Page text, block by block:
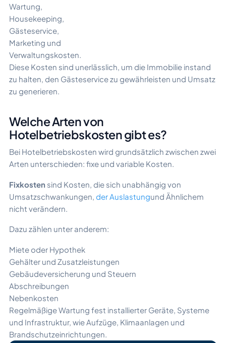
Wartung,
Housekeeping,
Gästeservice,
Marketing und
Verwaltungskosten.
Diese Kosten sind unerlässlich, um die Immobilie instand
zu halten, den Gästeservice zu gewährleisten und Umsatz
zu generieren.
Welche Arten von
Hotelbetriebskosten gibt es?
Bei Hotelbetriebskosten wird grundsätzlich zwischen zwei
Arten unterschieden: fixe und variable Kosten.
Fixkosten sind Kosten, die sich unabhängig von
Umsatzschwankungen, der Auslastungund Ähnlichem
nicht verändern.
Dazu zählen unter anderem:
Miete oder Hypothek
Gehälter und Zusatzleistungen
Gebäudeversicherung und Steuern
Abschreibungen
Nebenkosten
Regelmäßige Wartung fest installierter Geräte, Systeme
und Infrastruktur, wie Aufzüge, Klimaanlagen und
Brandschutzeinrichtungen.